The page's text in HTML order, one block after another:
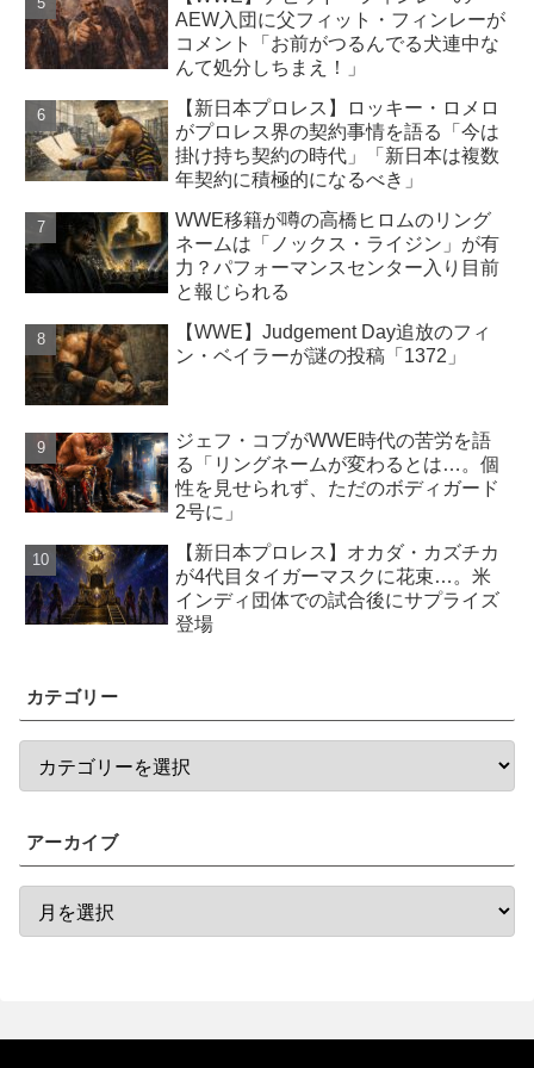
AEW入団に父フィット・フィンレーが
コメント「お前がつるんでる犬連中な
んて処分しちまえ！」
【新日本プロレス】ロッキー・ロメロ
がプロレス界の契約事情を語る「今は
掛け持ち契約の時代」「新日本は複数
年契約に積極的になるべき」
WWE移籍が噂の高橋ヒロムのリング
ネームは「ノックス・ライジン」が有
力？パフォーマンスセンター入り目前
と報じられる
【WWE】Judgement Day追放のフィ
ン・ベイラーが謎の投稿「1372」
ジェフ・コブがWWE時代の苦労を語
る「リングネームが変わるとは…。個
性を見せられず、ただのボディガード
2号に」
【新日本プロレス】オカダ・カズチカ
が4代目タイガーマスクに花束…。米
インディ団体での試合後にサプライズ
登場
カテゴリー
アーカイブ